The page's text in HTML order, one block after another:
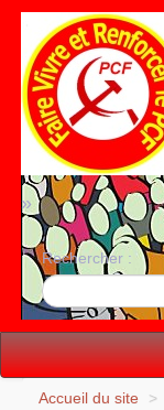
»
Rechercher :
Vie politique
Accueil du site >